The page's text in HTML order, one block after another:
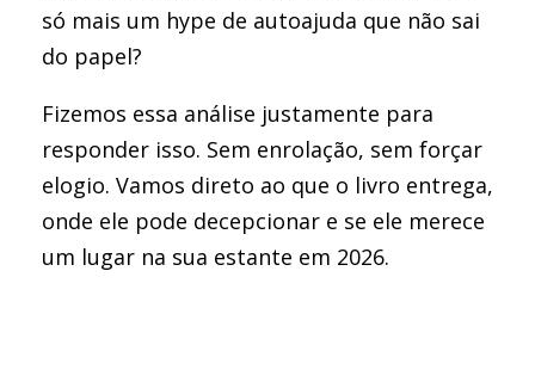
só mais um hype de autoajuda que não sai
do papel?
Fizemos essa análise justamente para
responder isso. Sem enrolação, sem forçar
elogio. Vamos direto ao que o livro entrega,
onde ele pode decepcionar e se ele merece
um lugar na sua estante em 2026.